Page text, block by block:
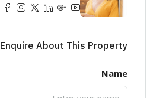
Enquire About This Property
Name